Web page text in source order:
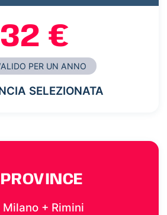
32 €
PER UN ANNO
SELEZIONATA
Milano + Rimini